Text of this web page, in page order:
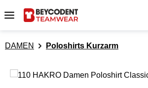
Zum Hauptinhalt springen
DAMEN Poloshirts Kurzarm
Bildergalerie überspringen